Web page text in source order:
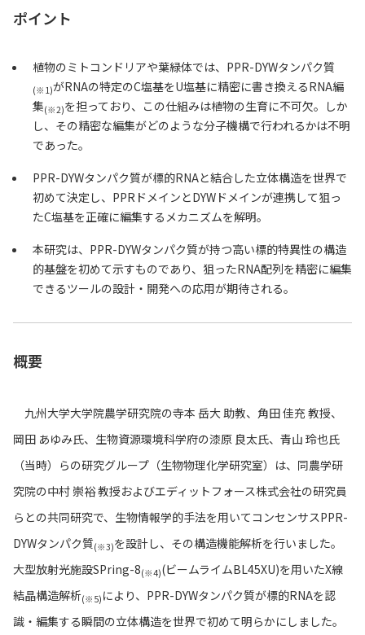
ポイント
植物のミトコンドリアや葉緑体では、PPR-DYWタンパク質
(※1)がRNAの特定のC塩基をU塩基に精密に書き換えるRNA編
集(※2)を担っており、この仕組みは植物の生育に不可欠。しか
し、その精密な編集がどのような分子機構で行われるかは不明
であった。
PPR-DYWタンパク質が標的RNAと結合した立体構造を世界で
初めて決定し、PPRドメインとDYWドメインが連携して狙っ
たC塩基を正確に編集するメカニズムを解明。
本研究は、PPR-DYWタンパク質が持つ高い標的特異性の構造
的基盤を初めて示すものであり、狙ったRNA配列を精密に編集
できるツールの設計・開発への応用が期待される。
概要
九州大学大学院農学研究院の寺本 岳大 助教、角田 佳充 教授、
岡田 あゆみ氏、生物資源環境科学府の漆原 良太氏、青山 玲也氏
（当時）らの研究グループ（生物物理化学研究室）は、同農学研
究院の中村 崇裕 教授およびエディットフォース株式会社の研究員
らとの共同研究で、生物情報学的手法を用いてコンセンサスPPR-
DYWタンパク質(※3)を設計し、その構造機能解析を行いました。
大型放射光施設SPring-8(※4)(ビームライムBL45XU)を用いたX線
結晶構造解析(※5) により、PPR-DYWタンパク質が標的RNAを認
識・編集する瞬間の立体構造を世界で初めて明らかにしました。